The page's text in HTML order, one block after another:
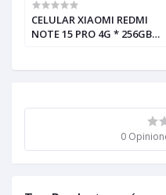
0
CELULAR XIAOMI REDMI
NOTE 15 PRO 4G * 256GB